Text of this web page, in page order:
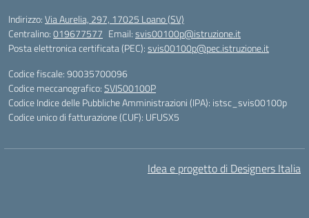
Indirizzo:Via Aurelia, 297, 17025 Loano (SV)
Centralino:019677577 Email:svis00100p@istruzione.it
Posta elettronica certificata (PEC):svis00100p@pec.istruzione.it
Codice fiscale: 90035700096
Codice meccanografico:SVIS00100P
Codice Indice delle Pubbliche Amministrazioni (IPA): istsc_svis00100p
Codice unico di fatturazione (CUF): UFUSX5
Idea e progetto di Designers Italia